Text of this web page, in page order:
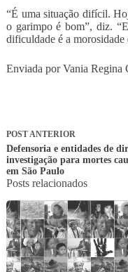
“É uma situação difícil.
o garimpo é bom”, diz.
dificuldade é a
Enviada por Vania Regina
POSTANTERIOR
Defensoria e entidades de
investigação para mortes
em São Paulo
Posts relacionados